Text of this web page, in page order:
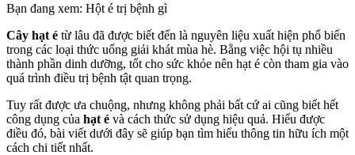
Bạn đang xem: Hột é trị bệnh gì
Cây hạt é từ lâu đã được biết đến là nguyên liệu xuất hiện phổ biến
trong các loại thức uống giải khát mùa hè. Bằng việc hội tụ nhiều
thành phần dinh dưỡng, tốt cho sức khỏe nên hạt é còn tham gia vào
quá trình điều trị bệnh tật quan trọng.
Tuy rất được ưa chuộng, nhưng không phải bất cứ ai cũng biết hết
công dụng của hạt é và cách thức sử dụng hiệu quả. Hiểu được
điều đó, bài viết dưới đây sẽ giúp bạn tìm hiểu thông tin hữu ích một
cách chi tiết nhất.